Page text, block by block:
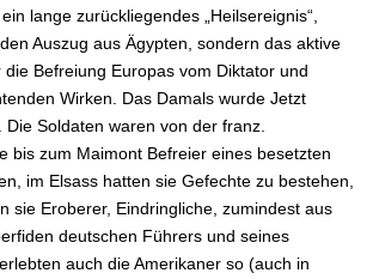
lange zurückliegendes „Heilsereignis“,
Auszug aus Ägypten, sondern das aktive
die Befreiung Europas vom Diktator und
Wirken. Das Damals wurde Jetzt
Die Soldaten waren von der franz.
bis zum Maimont Befreier eines besetzten
im Elsass hatten sie Gefechte zu bestehen,
sie Eroberer, Eindringliche, zumindest aus
deutschen Führers und seines
auch die Amerikaner so (auch in